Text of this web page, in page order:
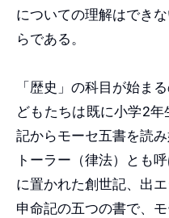
についての理解はでき
らである。
「歴史」の科目が始ま
どもたちは既に小学2
記からモーセ五書を読
トーラー（律法）とも
に置かれた創世記、出
申命記の五つの書で、